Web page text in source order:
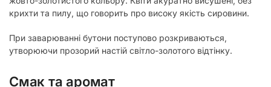
крихти та пилу, що говорить про високу якість сировини.
При заварюванні бутони поступово розкриваються,
утворюючи прозорий настій світло-золотого відтінку.
Смак та аромат